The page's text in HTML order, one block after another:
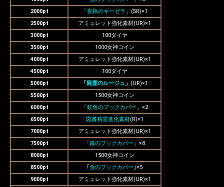
2000pt
「妄執のギーゼラ 」(SR)×1
2500pt
アミュレット強化素材(UR)×1
3000pt
100ダイヤ
3500pt
1000女神コイン
4000pt
アミュレット強化素材(UR)×1
4500pt
100ダイヤ
5000pt
「屍霊のルージュ 」 (UR)×1
5500pt
1500女神コイン
6000pt
「虹色のブックカバー 」×2
6500pt
図書精霊進化素材(R)×1
7000pt
アミュレット強化素材(UR)×1
7500pt
「銀のブックカバー 」×8
8000pt
1500女神コイン
8500pt
｢金のブックカバー ｣×5
9000pt
アミュレット強化素材(UR)×1